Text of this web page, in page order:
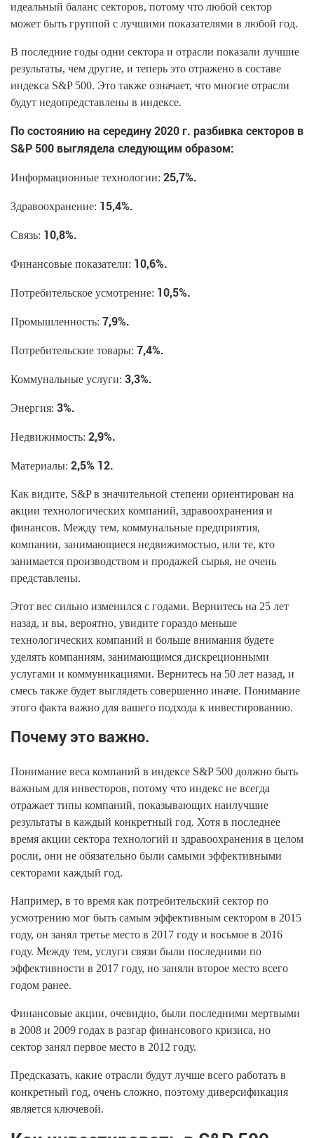
идеальный баланс секторов, потому что любой сектор
может быть группой с лучшими показателями в любой год.
В последние годы одни сектора и отрасли показали лучшие
результаты, чем другие, и теперь это отражено в составе
индекса S&P 500. Это также означает, что многие отрасли
будут недопредставлены в индексе.
По состоянию на середину 2020 г. разбивка секторов в
S&P 500 выглядела следующим образом:
Информационные технологии: 25,7%.
Здравоохранение: 15,4%.
Связь: 10,8%.
Финансовые показатели: 10,6%.
Потребительское усмотрение: 10,5%.
Промышленность: 7,9%.
Потребительские товары: 7,4%.
Коммунальные услуги: 3,3%.
Энергия: 3%.
Недвижимость: 2,9%.
Материалы: 2,5% 12.
Как видите, S&P в значительной степени ориентирован на
акции технологических компаний, здравоохранения и
финансов. Между тем, коммунальные предприятия,
компании, занимающиеся недвижимостью, или те, кто
занимается производством и продажей сырья, не очень
представлены.
Этот вес сильно изменился с годами. Вернитесь на 25 лет
назад, и вы, вероятно, увидите гораздо меньше
технологических компаний и больше внимания будете
уделять компаниям, занимающимся дискреционными
услугами и коммуникациями. Вернитесь на 50 лет назад, и
смесь также будет выглядеть совершенно иначе. Понимание
этого факта важно для вашего подхода к инвестированию.
Почему это важно.
Понимание веса компаний в индексе S&P 500 должно быть
важным для инвесторов, потому что индекс не всегда
отражает типы компаний, показывающих наилучшие
результаты в каждый конкретный год. Хотя в последнее
время акции сектора технологий и здравоохранения в целом
росли, они не обязательно были самыми эффективными
секторами каждый год.
Например, в то время как потребительский сектор по
усмотрению мог быть самым эффективным сектором в 2015
году, он занял третье место в 2017 году и восьмое в 2016
году. Между тем, услуги связи были последними по
эффективности в 2017 году, но заняли второе место всего
годом ранее.
Финансовые акции, очевидно, были последними мертвыми
в 2008 и 2009 годах в разгар финансового кризиса, но
сектор занял первое место в 2012 году.
Предсказать, какие отрасли будут лучше всего работать в
конкретный год, очень сложно, поэтому диверсификация
является ключевой.